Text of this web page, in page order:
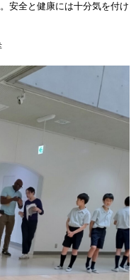
安全と健康には十分気を付け